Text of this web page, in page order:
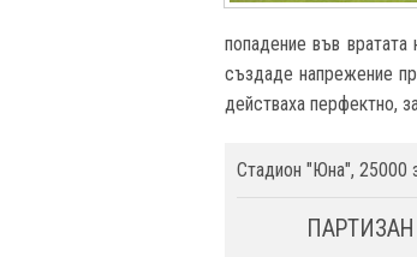
попадение във
създаде напрежение
действаха перфектно,
Стадион "Юна", 25000